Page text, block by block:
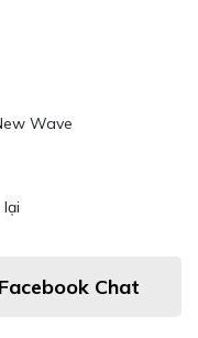
Wave
Facebook Chat